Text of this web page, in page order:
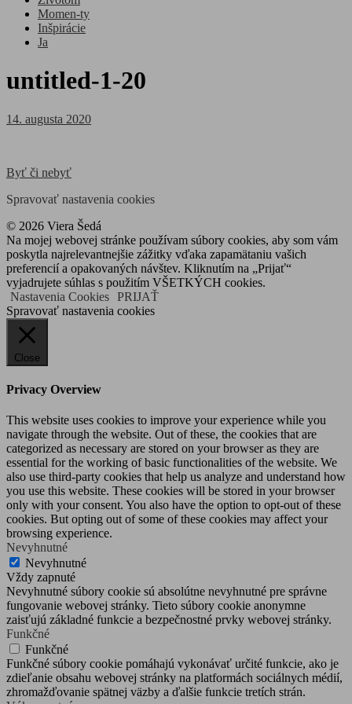
Momen-ty
Inšpirácie
Ja
untitled-1-20
Posted
14. augusta 2020
Navigácia
v
článku
Byť či nebyť
Spravovať nastavenia cookies
© 2026 Viera Šedá
Na mojej webovej stránke používam súbory cookies, aby som vám
poskytla najrelevantnejšie zážitky vďaka zapamätaniu vašich
preferencií a opakovaných návštev. Kliknutím na „Prijať“
vyjadrujete súhlas s použitím VŠETKÝCH cookies.
Nastavenia Cookies PRIJAŤ
Spravovať nastavenia cookies
Close
Privacy Overview
This website uses cookies to improve your experience while you
navigate through the website. Out of these, the cookies that are
categorized as necessary are stored on your browser as they are
essential for the working of basic functionalities of the website. We
also use third-party cookies that help us analyze and understand how
you use this website. These cookies will be stored in your browser
only with your consent. You also have the option to opt-out of these
cookies. But opting out of some of these cookies may affect your
browsing experience.
Nevyhnutné
Nevyhnutné
Vždy zapnuté
Nevyhnutné súbory cookie sú absolútne nevyhnutné pre správne
fungovanie webovej stránky. Tieto súbory cookie anonymne
zaisťujú základné funkcie a bezpečnostné prvky webovej stránky.
Funkčné
Funkčné
Funkčné súbory cookie pomáhajú vykonávať určité funkcie, ako je
zdieľanie obsahu webovej stránky na platformách sociálnych médií,
zhromažďovanie spätnej väzby a ďalšie funkcie tretích strán.